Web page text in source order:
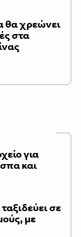
θα χρεώνει
στα
για
και
σε
με